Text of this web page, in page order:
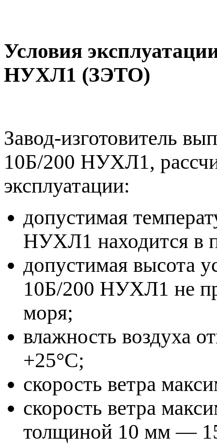
Условия
НУХЛ1 (ЗЭТО)
Завод-изготовитель
10Б/200 НУХЛ1,
эксплуатации:
допустимая
НУХЛ1 находится в
допустимая высота
10Б/200 НУХЛ1 не
моря;
влажность воздуха
+25°C;
скорость ветра
скорость ветра
толщиной 10 мм —